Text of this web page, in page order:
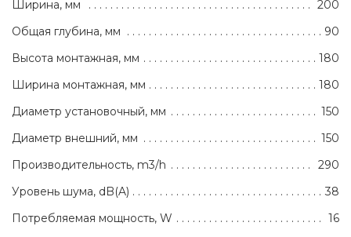
Ширина, мм
200
Общая глубина, мм
90
Высота монтажная, мм
180
Ширина монтажная, мм
180
Диаметр установочный, мм
150
Диаметр внешний, мм
150
Производительность, m3/h
290
Уровень шума, dB(A)
38
Потребляемая мощность, W
16